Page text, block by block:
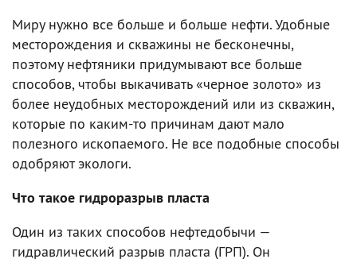
Миру нужно все больше и больше нефти. Удобные
месторождения и скважины не бесконечны,
поэтому нефтяники придумывают все больше
способов, чтобы выкачивать «черное золото» из
более неудобных месторождений или из скважин,
которые по каким-то причинам дают мало
полезного ископаемого. Не все подобные способы
одобряют экологи.
Что такое гидроразрыв пласта
Один из таких способов нефтедобычи —
гидравлический разрыв пласта (ГРП). Он